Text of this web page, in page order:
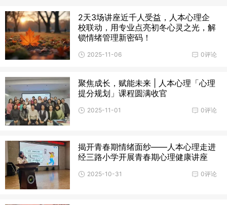
2天3场讲座近千人受益，人本心理企
校联动，用专业点亮初冬心灵之光，解
锁情绪管理新密码！
0评论
2025-11-06
聚焦成长，赋能未来 | 人本心理「心理
提分规划」课程圆满收官
0评论
2025-11-01
揭开青春期情绪面纱——人本心理走进
经三路小学开展青春期心理健康讲座
0评论
2025-10-31